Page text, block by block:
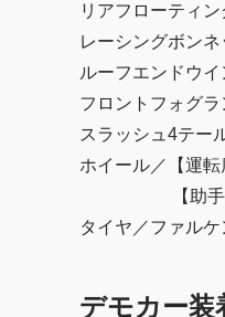
リアフローティ
レーシングボンネ
ルーフエンドウ
フロントフォグ
スラッシュ4テー
ホイール／【運転
【助手席側】
タイヤ／ファル
デモカー装